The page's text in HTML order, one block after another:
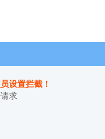
设置拦截！
求